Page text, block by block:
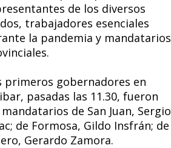
de los diversos
trabajadores esenciales
la pandemia y mandatarios
primeros gobernadores en
pasadas las 11.30, fueron
de San Juan, Sergio
de Formosa, Gildo Insfrán; de
Gerardo Zamora.